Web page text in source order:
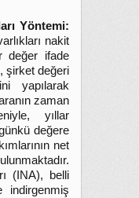
Yöntemi:
nakit
değer ifade
şirket değeri
yapılarak
zaman
yıllar
değere
net
(INA), belli
indirgenmiş